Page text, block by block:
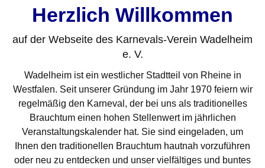
Herzlich Willkommen
auf der Webseite des Karnevals-Verein Wadelheim
e. V.
Wadelheim ist ein westlicher Stadtteil von Rheine in
Westfalen. Seit unserer Gründung im Jahr 1970 feiern wir
regelmäßig den Karneval, der bei uns als traditionelles
Brauchtum einen hohen Stellenwert im jährlichen
Veranstaltungskalender hat. Sie sind eingeladen, um
Ihnen den traditionellen Brauchtum hautnah vorzuführen
oder neu zu entdecken und unser vielfältiges und buntes